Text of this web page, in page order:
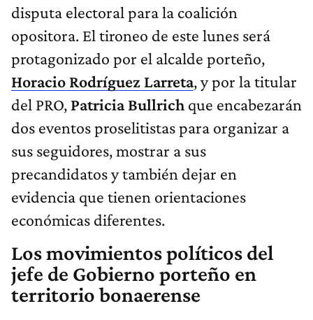
disputa electoral para la coalición
opositora. El tironeo de este lunes será
protagonizado por el alcalde porteño,
Horacio Rodríguez Larreta, y por la titular
del PRO, Patricia Bullrich que encabezarán
dos eventos proselitistas para organizar a
sus seguidores, mostrar a sus
precandidatos y también dejar en
evidencia que tienen orientaciones
económicas diferentes.
Los movimientos políticos del
jefe de Gobierno porteño en
territorio bonaerense